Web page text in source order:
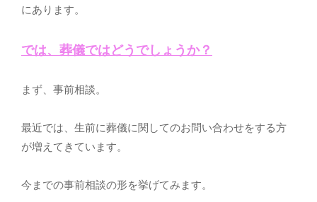
にあります。
では、葬儀ではどうでしょうか？
まず、事前相談。
最近では、生前に葬儀に関してのお問い合わせをする方
が増えてきています。
今までの事前相談の形を挙げてみます。